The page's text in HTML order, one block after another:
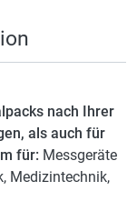
nach Ihrer
als auch für
für: Messgeräte
Medizintechnik,